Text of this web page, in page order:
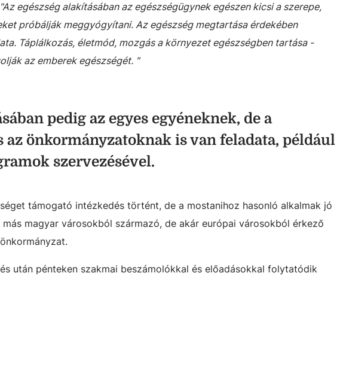
"Az egészség alakításában az egészségügynek egészen kicsi a szerepe,
próbálják meggyógyítani. Az egészség megtartása érdekében
Táplálkozás, életmód, mozgás a környezet egészségben tartása -
az emberek egészségét. "
pedig az egyes egyéneknek, de a
önkormányzatoknak is van feladata, például
szervezésével.
támogató intézkedés történt, de a mostanihoz hasonló alkalmak jó
magyar városokból származó, de akár európai városokból érkező
után pénteken szakmai beszámolókkal és előadásokkal folytatódik